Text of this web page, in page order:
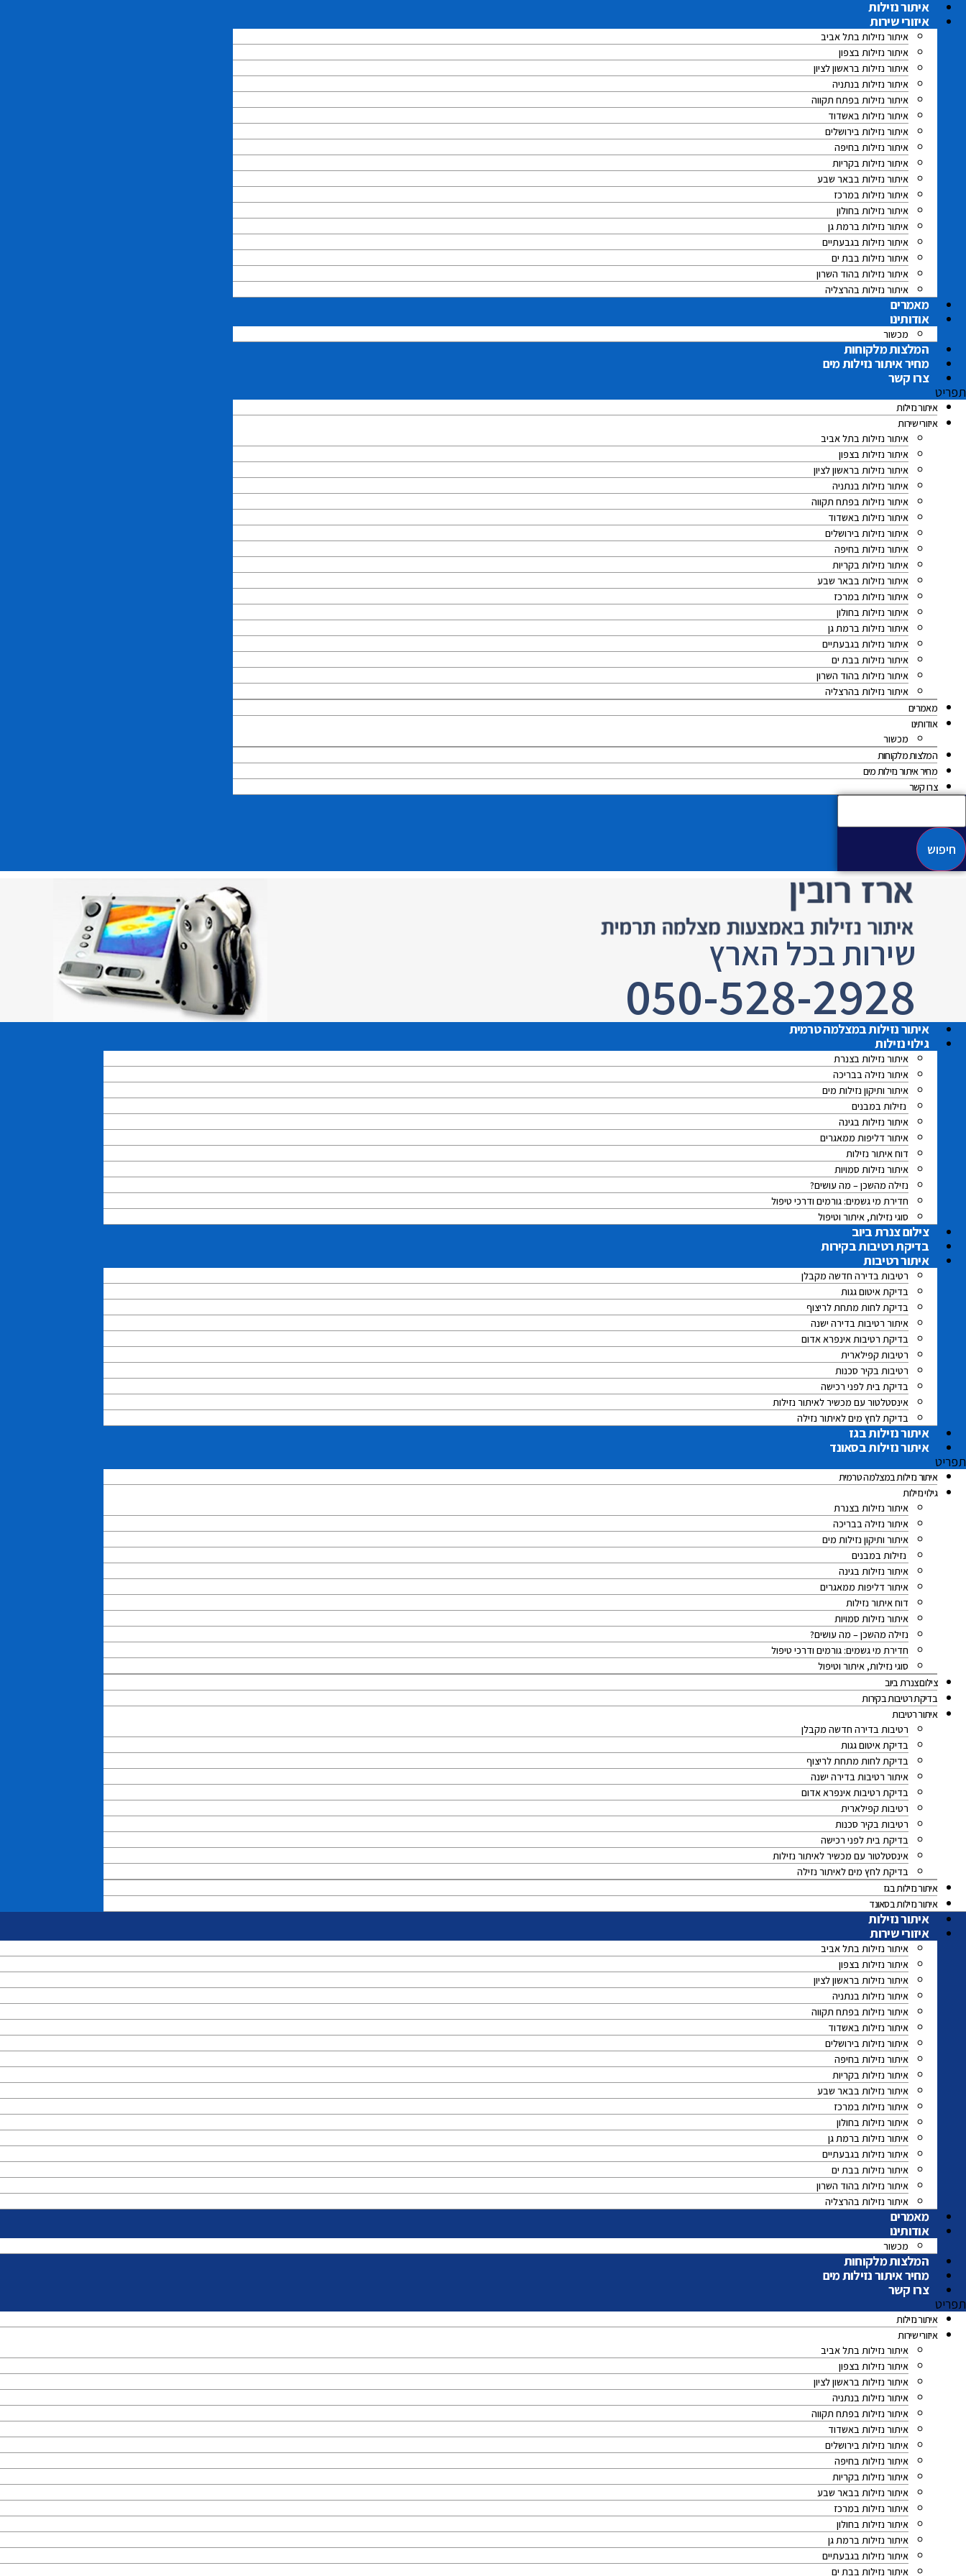
דלג
לתוכן
איתור נזילות
איזורי שירות
איתור נזילות בתל אביב
איתור נזילות בצפון
איתור נזילות בראשון לציון
איתור נזילות בנתניה
איתור נזילות בפתח תקווה
איתור נזילות באשדוד
איתור נזילות בירושלים
איתור נזילות בחיפה
איתור נזילות בקריות
איתור נזילות בבאר שבע
איתור נזילות במרכז
איתור נזילות בחולון
איתור נזילות ברמת גן
איתור נזילות בגבעתיים
איתור נזילות בבת ים
איתור נזילות בהוד השרון
איתור נזילות בהרצליה
מאמרים
אודותינו
מכשור
המלצות מלקוחות
מחיר איתור נזילות מים
צרו קשר
תפריט
איתור נזילות
איזורי שירות
איתור נזילות בתל אביב
איתור נזילות בצפון
איתור נזילות בראשון לציון
איתור נזילות בנתניה
איתור נזילות בפתח תקווה
איתור נזילות באשדוד
איתור נזילות בירושלים
איתור נזילות בחיפה
איתור נזילות בקריות
איתור נזילות בבאר שבע
איתור נזילות במרכז
איתור נזילות בחולון
איתור נזילות ברמת גן
איתור נזילות בגבעתיים
איתור נזילות בבת ים
איתור נזילות בהוד השרון
איתור נזילות בהרצליה
מאמרים
אודותינו
מכשור
המלצות מלקוחות
מחיר איתור נזילות מים
צרו קשר
חיפוש
שירות בכל הארץ
050-528-2928
איתור נזילות במצלמה טרמית
גילוי נזילות
איתור נזילות בצנרת
איתור נזילה בבריכה
איתור ותיקון נזילות מים
נזילות במבנים
איתור נזילות בגינה
איתור דליפות ממאגרים
דוח איתור נזילות
איתור נזילות סמויות
נזילה מהשכן – מה עושים?
חדירת מי גשמים: גורמים ודרכי טיפול
סוגי נזילות, איתור וטיפול
צילום צנרת ביוב
בדיקת רטיבות בקירות
איתור רטיבות
רטיבות בדירה חדשה מקבלן
בדיקת איטום גגות
בדיקת לחות מתחת לריצוף
איתור רטיבות בדירה ישנה
בדיקת רטיבות אינפרא אדום
רטיבות קפילארית
רטיבות בקיר סכנות
בדיקת בית לפני רכישה
אינסטלטור עם מכשיר לאיתור נזילות
בדיקת לחץ מים לאיתור נזילה
איתור נזילות בגז
איתור נזילות בסאונד
תפריט
איתור נזילות במצלמה טרמית
גילוי נזילות
איתור נזילות בצנרת
איתור נזילה בבריכה
איתור ותיקון נזילות מים
נזילות במבנים
איתור נזילות בגינה
איתור דליפות ממאגרים
דוח איתור נזילות
איתור נזילות סמויות
נזילה מהשכן – מה עושים?
חדירת מי גשמים: גורמים ודרכי טיפול
סוגי נזילות, איתור וטיפול
צילום צנרת ביוב
בדיקת רטיבות בקירות
איתור רטיבות
רטיבות בדירה חדשה מקבלן
בדיקת איטום גגות
בדיקת לחות מתחת לריצוף
איתור רטיבות בדירה ישנה
בדיקת רטיבות אינפרא אדום
רטיבות קפילארית
רטיבות בקיר סכנות
בדיקת בית לפני רכישה
אינסטלטור עם מכשיר לאיתור נזילות
בדיקת לחץ מים לאיתור נזילה
איתור נזילות בגז
איתור נזילות בסאונד
איתור נזילות
איזורי שירות
איתור נזילות בתל אביב
איתור נזילות בצפון
איתור נזילות בראשון לציון
איתור נזילות בנתניה
איתור נזילות בפתח תקווה
איתור נזילות באשדוד
איתור נזילות בירושלים
איתור נזילות בחיפה
איתור נזילות בקריות
איתור נזילות בבאר שבע
איתור נזילות במרכז
איתור נזילות בחולון
איתור נזילות ברמת גן
איתור נזילות בגבעתיים
איתור נזילות בבת ים
איתור נזילות בהוד השרון
איתור נזילות בהרצליה
מאמרים
אודותינו
מכשור
המלצות מלקוחות
מחיר איתור נזילות מים
צרו קשר
תפריט
איתור נזילות
איזורי שירות
איתור נזילות בתל אביב
איתור נזילות בצפון
איתור נזילות בראשון לציון
איתור נזילות בנתניה
איתור נזילות בפתח תקווה
איתור נזילות באשדוד
איתור נזילות בירושלים
איתור נזילות בחיפה
איתור נזילות בקריות
איתור נזילות בבאר שבע
איתור נזילות במרכז
איתור נזילות בחולון
איתור נזילות ברמת גן
איתור נזילות בגבעתיים
איתור נזילות בבת ים